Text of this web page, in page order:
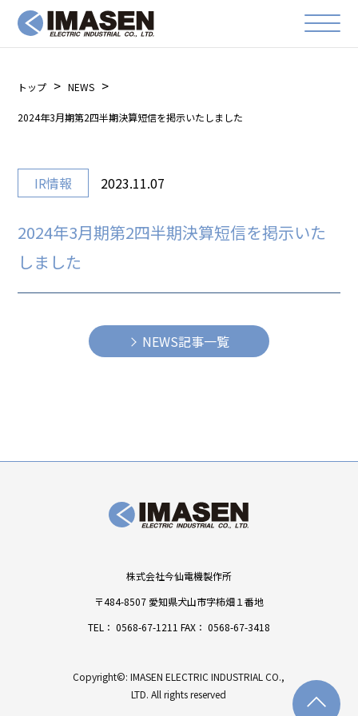
トップ NEWS
2024年3月期第2四半期決算短信を掲示いたしました
IR情報 2023.11.07
2024年3月期第2四半期決算短信を掲示いた
しました
NEWS記事一覧
株式会社今仙電機製作所
〒484-8507 愛知県犬山市字柿畑１番地
TEL： 0568-67-1211 FAX： 0568-67-3418
Copyright©: IMASEN ELECTRIC INDUSTRIAL CO.,
LTD. All rights reserved